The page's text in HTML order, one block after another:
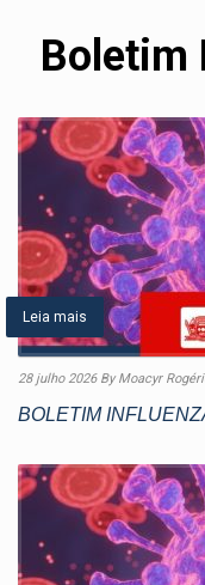
Boletim
Leia mais
28 julho 2026 By Moacyr
BOLETIM